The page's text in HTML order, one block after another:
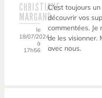
CHRISTIANE
MARGAND
le
18/07/2024
à
17h56
C’est toujours
découvrir vos
commentées. Je
de les visionner.
avec nous.